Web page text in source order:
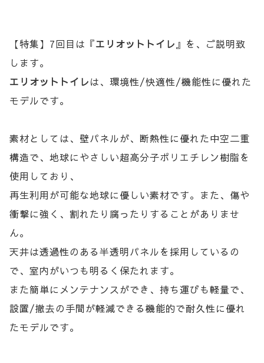
【特集】7回目は『エリオットトイレ 』を、ご説明致
します。
エリオットトイレは、環境性/快適性/機能性に優れた
モデルです。
素材としては、壁パネルが、断熱性に優れた中空二重
構造で、地球にやさしい超高分子ポリエチレン樹脂を
使用しており、
再生利用が可能な地球に優しい素材です。また、傷や
衝撃に強く、割れたり腐ったりすることがありませ
ん。
天井は透過性のある半透明パネルを採用しているの
で、室内がいつも明るく保たれます。
また簡単にメンテナンスができ、持ち運びも軽量で、
設置/撤去の手間が軽減できる機能的で耐久性に優れ
たモデルです。